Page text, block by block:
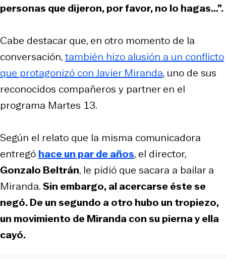
personas que dijeron, por favor, no lo hagas…”.
Cabe destacar que, en otro momento de la
conversación,también hizo alusión a un conflicto
que protagonizó con Javier Miranda, uno de sus
reconocidos compañeros y partner en el
programa Martes 13.
Según el relato que la misma comunicadora
entregó hace un par de años, el director,
Gonzalo Beltrán, le pidió que sacara a bailar a
Miranda.Sin embargo, al acercarse éste se
negó. De un segundo a otro hubo un tropiezo,
un movimiento de Miranda con su pierna y ella
cayó.